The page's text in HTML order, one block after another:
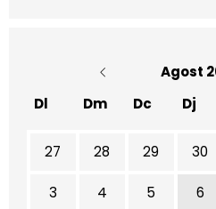
Agost
Dl
Dm Dc Dj
No hi ha cap activitat
27 28 29 30
3 4 5 6